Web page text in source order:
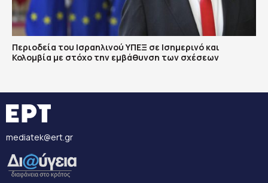
Περιοδεία του Ισραηλινού ΥΠΕΞ σε Ισημερινό και
Κολομβία με στόχο την εμβάθυνση των σχέσεων
mediatek@ert.gr